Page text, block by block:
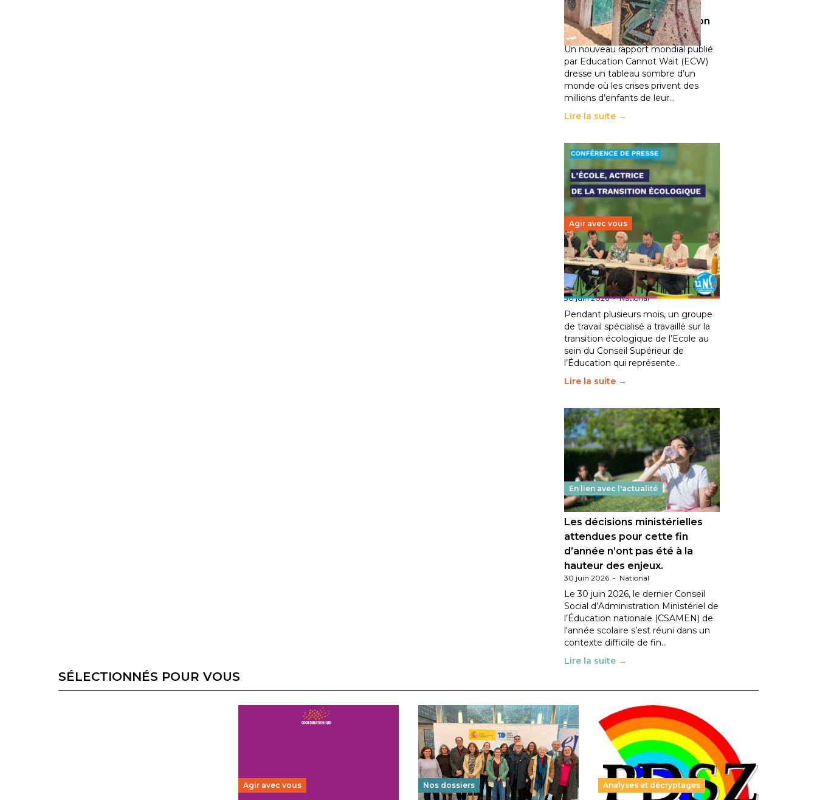
climatiques et des
déplacements de population
11 juillet 2026 -National
Un nouveau rapport mondial publié
par Education Cannot Wait (ECW)
dresse un tableau sombre d’un
monde où les crises privent des
millions d’enfants de leur…
Lire la suite →
Agir avec vous
Transition écologique de
l’éducation : l’UNSA Éducation
fait bouger les lignes
30 juin 2026-National
Pendant plusieurs mois, un groupe
de travail spécialisé a travaillé sur la
transition écologique de l’Ecole au
sein du Conseil Supérieur de
l’Éducation qui représente…
Lire la suite →
En lien avec l'actualité
Les décisions ministérielles
attendues pour cette fin
d’année n’ont pas été à la
hauteur des enjeux.
30 juin 2026 - National
Le 30 juin 2026, le dernier Conseil
Social d’Administration Ministériel de
l’Éducation nationale (CSAMEN) de
l'année scolaire s’est réuni dans un
contexte difficile de fin…
Lire la suite →
SÉLECTIONNÉS POUR VOUS
Agir avec vous Nos dossiers Analyses et décryptages